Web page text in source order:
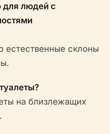
для людей с
склоны
на близлежащих